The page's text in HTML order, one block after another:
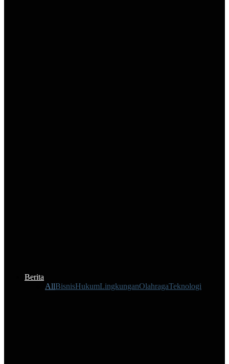
Berita
AllBisnisHukumLingkunganOlahragaTeknologi